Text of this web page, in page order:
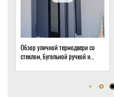
Обзор термодвери со стеклом и
металлореечным оформлением